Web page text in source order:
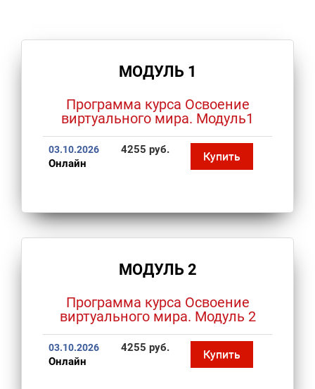
МОДУЛЬ 1
Программа курса Освоение
виртуального мира. Модуль1
03.10.2026
Онлайн
4255 руб. Купить
МОДУЛЬ 2
Программа курса Освоение
виртуального мира. Модуль 2
03.10.2026
Онлайн
4255 руб. Купить